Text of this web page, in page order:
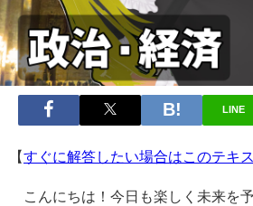
LINE
【すぐに解答したい場合はこのテキ
こんにちは！今日も楽しく未来を